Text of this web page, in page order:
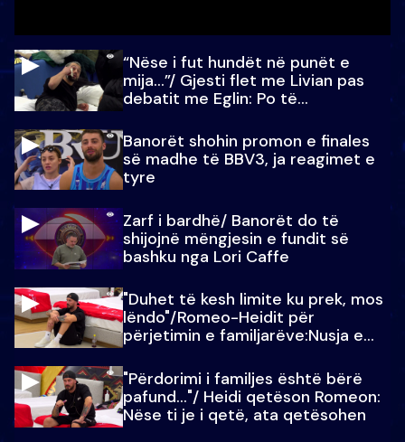
“Nëse i fut hundët në punët e
mija…”/ Gjesti flet me Livian pas
debatit me Eglin: Po të
Banorët shohin promon e finales
së madhe të BBV3, ja reagimet e
tyre
Zarf i bardhë/ Banorët do të
shijojnë mëngjesin e fundit së
bashku nga Lori Caffe
"Duhet të kesh limite ku prek, mos
lëndo"/Romeo-Heidit për
përjetimin e familjarëve:Nusja e
"Përdorimi i familjes është bërë
pafund…"/ Heidi qetëson Romeon:
Nëse ti je i qetë, ata qetësohen